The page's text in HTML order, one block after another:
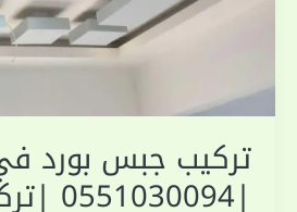
تركيب جبس بورد